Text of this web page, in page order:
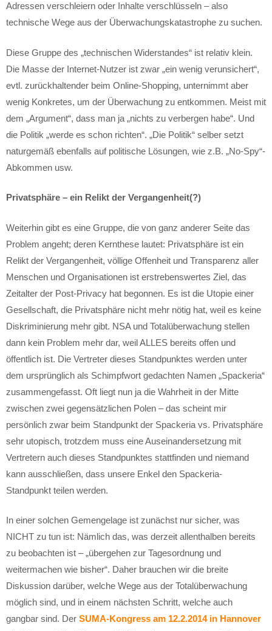
Adressen verschleiern oder Inhalte verschlüsseln – also
technische Wege aus der Überwachungskatastrophe zu suchen.
Diese Gruppe des „technischen Widerstandes“ ist relativ klein.
Die Masse der Internet-Nutzer ist zwar „ein wenig verunsichert“,
evtl. zurückhaltender beim Online-Shopping, unternimmt aber
wenig Konkretes, um der Überwachung zu entkommen. Meist mit
dem „Argument“, dass man ja „nichts zu verbergen habe“. Und
die Politik „werde es schon richten“. „Die Politik“ selber setzt
naturgemäß ebenfalls auf politische Lösungen, wie z.B. „No-Spy“-
Abkommen usw.
Privatsphäre – ein Relikt der Vergangenheit(?)
Weiterhin gibt es eine Gruppe, die von ganz anderer Seite das
Problem angeht; deren Kernthese lautet: Privatsphäre ist ein
Relikt der Vergangenheit, völlige Offenheit und Transparenz aller
Menschen und Organisationen ist erstrebenswertes Ziel, das
Zeitalter der Post-Privacy hat begonnen. Es ist die Utopie einer
Gesellschaft, die Privatsphäre nicht mehr nötig hat, weil es keine
Diskriminierung mehr gibt. NSA und Totalüberwachung stellen
dann kein Problem mehr dar, weil ALLES bereits offen und
öffentlich ist. Die Vertreter dieses Standpunktes werden unter
dem ursprünglich als Schimpfwort gedachten Namen „Spackeria“
zusammengefasst. Oft liegt nun ja die Wahrheit in der Mitte
zwischen zwei gegensätzlichen Polen – das scheint mir
persönlich zwar beim Standpunkt der Spackeria vs. Privatsphäre
sehr utopisch, trotzdem muss eine Auseinandersetzung mit
Vertretern auch dieses Standpunktes stattfinden und niemand
kann ausschließen, dass unsere Enkel den Spackeria-
Standpunkt teilen werden.
In einer solchen Gemengelage ist zunächst nur sicher, was
NICHT zu tun ist: Nämlich das, was derzeit allenthalben bereits
zu beobachten ist – „übergehen zur Tagesordnung und
weitermachen wie bisher“. Daher brauchen wir die breite
Diskussion darüber, welche Wege aus der Totalüberwachung
möglich sind, und in einem nächsten Schritt, welche auch
gangbar sind. Der SUMA-Kongress am 12.2.2014 in Hannover